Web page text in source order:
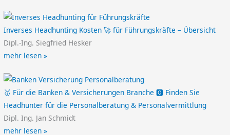
Inverses Headhunting Kosten 🚀 für Führungskräfte – Übersicht
Dipl.-Ing. Siegfried Hesker
mehr lesen »
🥇 Für die Banken & Versicherungen Branche 🅾️ Finden Sie
Headhunter für die Personalberatung & Personalvermittlung
Dipl. Ing. Jan Schmidt
mehr lesen »